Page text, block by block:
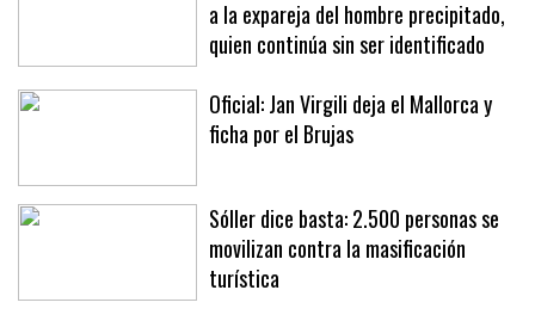
a la expareja del hombre precipitado,
quien continúa sin ser identificado
Oficial: Jan Virgili deja el Mallorca y
ficha por el Brujas
Sóller dice basta: 2.500 personas se
movilizan contra la masificación
turística